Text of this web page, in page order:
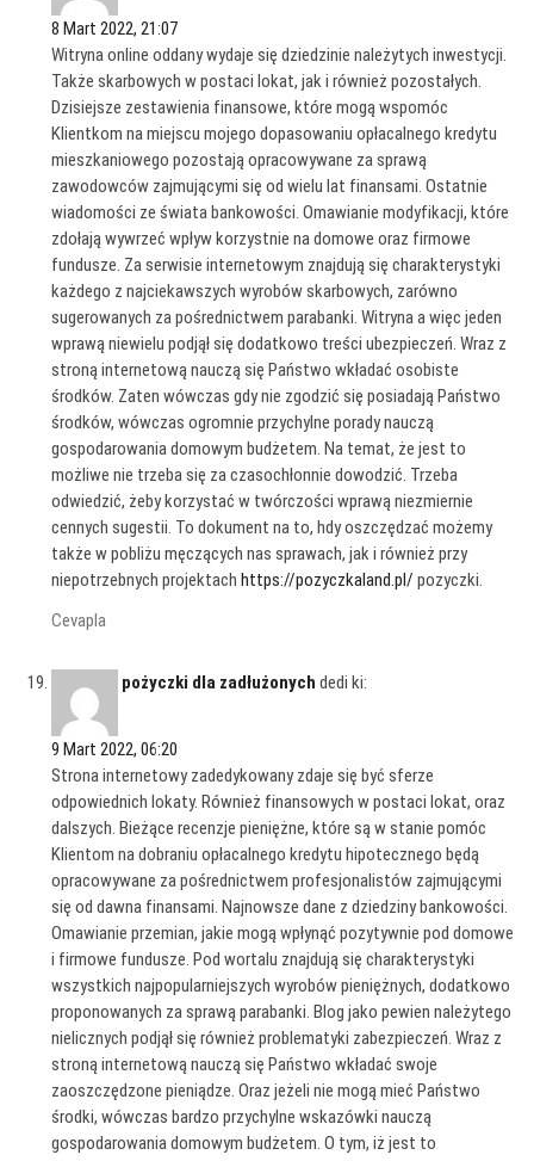
8 Mart 2022, 21:07
Witryna online oddany wydaje się dziedzinie należytych inwestycji.
Także skarbowych w postaci lokat, jak i również pozostałych.
Dzisiejsze zestawienia finansowe, które mogą wspomóc
Klientkom na miejscu mojego dopasowaniu opłacalnego kredytu
mieszkaniowego pozostają opracowywane za sprawą
zawodowców zajmującymi się od wielu lat finansami. Ostatnie
wiadomości ze świata bankowości. Omawianie modyfikacji, które
zdołają wywrzeć wpływ korzystnie na domowe oraz firmowe
fundusze. Za serwisie internetowym znajdują się charakterystyki
każdego z najciekawszych wyrobów skarbowych, zarówno
sugerowanych za pośrednictwem parabanki. Witryna a więc jeden
wprawą niewielu podjął się dodatkowo treści ubezpieczeń. Wraz z
stroną internetową nauczą się Państwo wkładać osobiste
środków. Zaten wówczas gdy nie zgodzić się posiadają Państwo
środków, wówczas ogromnie przychylne porady nauczą
gospodarowania domowym budżetem. Na temat, że jest to
możliwe nie trzeba się za czasochłonnie dowodzić. Trzeba
odwiedzić, żeby korzystać w twórczości wprawą niezmiernie
cennych sugestii. To dokument na to, hdy oszczędzać możemy
także w pobliżu męczących nas sprawach, jak i również przy
niepotrzebnych projektachhttps://pozyczkaland.pl/ pozyczki.
Cevapla
pożyczki dla zadłużonych dedi ki:
9 Mart 2022, 06:20
Strona internetowy zadedykowany zdaje się być sferze
odpowiednich lokaty. Również finansowych w postaci lokat, oraz
dalszych. Bieżące recenzje pieniężne, które są w stanie pomóc
Klientom na dobraniu opłacalnego kredytu hipotecznego będą
opracowywane za pośrednictwem profesjonalistów zajmującymi
się od dawna finansami. Najnowsze dane z dziedziny bankowości.
Omawianie przemian, jakie mogą wpłynąć pozytywnie pod domowe
i firmowe fundusze. Pod wortalu znajdują się charakterystyki
wszystkich najpopularniejszych wyrobów pieniężnych, dodatkowo
proponowanych za sprawą parabanki. Blog jako pewien należytego
nielicznych podjął się również problematyki zabezpieczeń. Wraz z
stroną internetową nauczą się Państwo wkładać swoje
zaoszczędzone pieniądze. Oraz jeżeli nie mogą mieć Państwo
środki, wówczas bardzo przychylne wskazówki nauczą
gospodarowania domowym budżetem. O tym, iż jest to